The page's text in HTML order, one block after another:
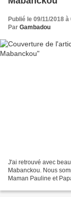
Publié le 09/11/2018 à
Par Gambadou
J'ai retrouvé avec
Mabanckou. Nous
Maman Pauline et